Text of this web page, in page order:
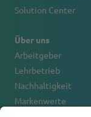
Solution Center
Über uns
Arbeitgeber
Lehrbetrieb
Nachhaltigkeit
Markenwerte